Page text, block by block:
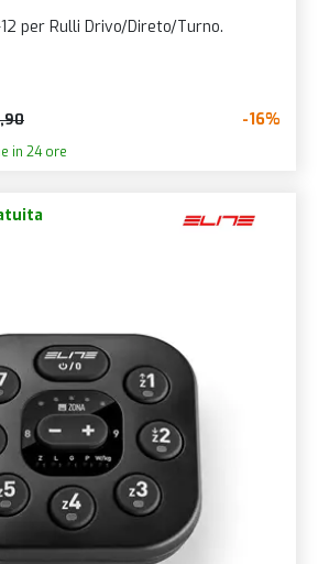
per Rulli Drivo/Direto/Turno.
-16%
in 24 ore